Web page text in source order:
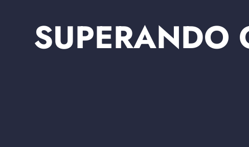
SUPERANDO